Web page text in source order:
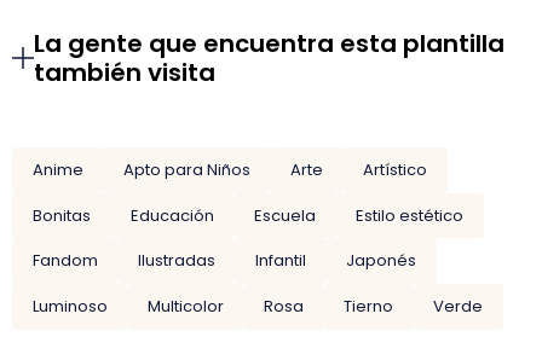
La gente que encuentra esta plantilla
también visita
Anime Apto para Niños Arte
Artístico
Bonitas
Educación Escuela
Estilo estético
Fandom
Ilustradas Infantil
Japonés
Luminoso
Multicolor Rosa Tierno Verde